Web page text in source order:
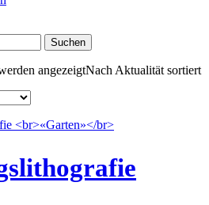
angezeigtNach Aktualität sortiert